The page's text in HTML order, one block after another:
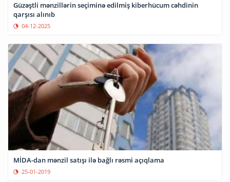
Güzəştli mənzillərin seçiminə edilmiş kiberhücum cəhdinin
qarşısı alınıb
04-12-2025
MİDA-dan mənzil satışı ilə bağlı rəsmi açıqlama
25-01-2019